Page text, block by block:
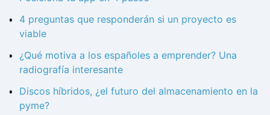
4 preguntas que responderán si un proyecto es
viable
¿Qué motiva a los españoles a emprender? Una
radiografía interesante
Discos híbridos, ¿el futuro del almacenamiento en la
pyme?